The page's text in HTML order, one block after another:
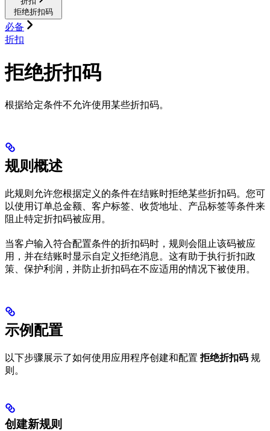
拒绝折扣码
必备
折扣
拒绝折扣码
根据给定条件不允许使用某些折扣码。
规则概述
此规则允许您根据定义的条件在结账时拒绝某些折扣码。您可
以使用订单总金额、客户标签、收货地址、产品标签等条件来
阻止特定折扣码被应用。
当客户输入符合配置条件的折扣码时，规则会阻止该码被应
用，并在结账时显示自定义拒绝消息。这有助于执行折扣政
策、保护利润，并防止折扣码在不应适用的情况下被使用。
示例配置
以下步骤展示了如何使用应用程序创建和配置 拒绝折扣码 规
则。
创建新规则